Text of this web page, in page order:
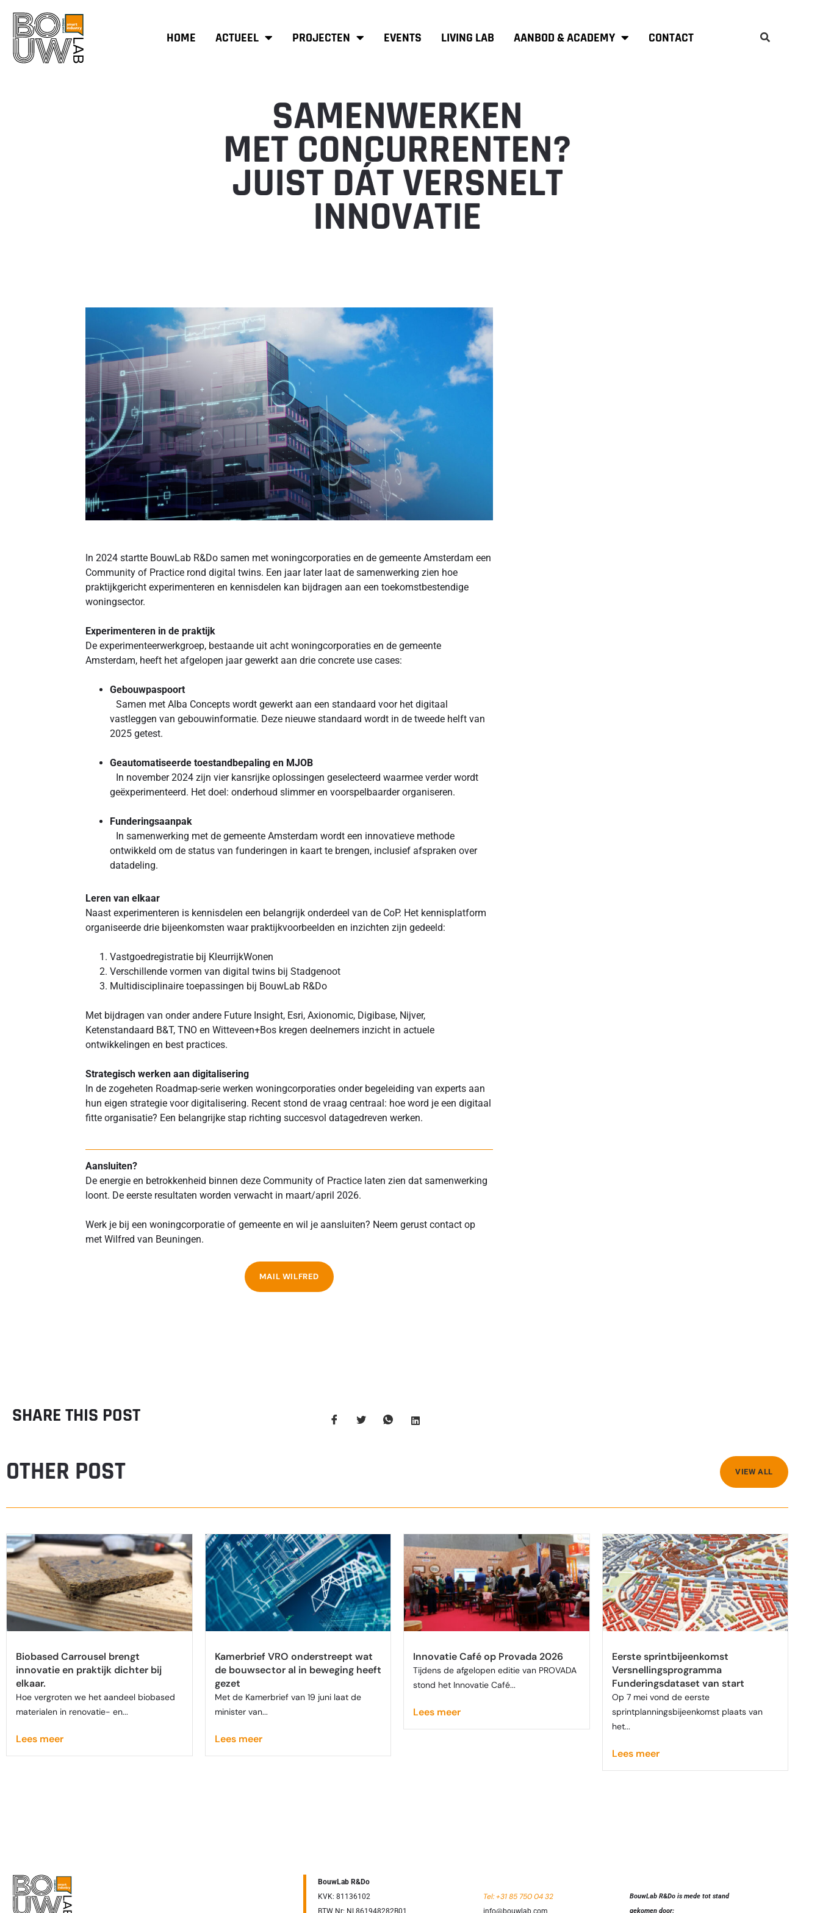
HOME ACTUEEL PROJECTEN EVENTS LIVING LAB AANBOD & ACADEMY CONTACT
SAMENWERKEN
MET CONCURRENTEN?
JUIST DÁT VERSNELT
INNOVATIE
In 2024 startte BouwLab R&Do samen met woningcorporaties en de gemeente Amsterdam een
Community of Practice rond digital twins. Een jaar later laat de samenwerking zien hoe
praktijkgericht experimenteren en kennisdelen kan bijdragen aan een toekomstbestendige
woningsector.
Experimenteren in de praktijk
De experimenteerwerkgroep, bestaande uit acht woningcorporaties en de gemeente
Amsterdam, heeft het afgelopen jaar gewerkt aan drie concrete use cases:
Gebouwpaspoort
Samen met Alba Concepts wordt gewerkt aan een standaard voor het digitaal
vastleggen van gebouwinformatie. Deze nieuwe standaard wordt in de tweede helft van
2025 getest.
Geautomatiseerde toestandbepaling en MJOB
In november 2024 zijn vier kansrijke oplossingen geselecteerd waarmee verder wordt
geëxperimenteerd. Het doel: onderhoud slimmer en voorspelbaarder organiseren.
Funderingsaanpak
In samenwerking met de gemeente Amsterdam wordt een innovatieve methode
ontwikkeld om de status van funderingen in kaart te brengen, inclusief afspraken over
datadeling.
Leren van elkaar
Naast experimenteren is kennisdelen een belangrijk onderdeel van de CoP. Het kennisplatform
organiseerde drie bijeenkomsten waar praktijkvoorbeelden en inzichten zijn gedeeld:
Vastgoedregistratie bij KleurrijkWonen
Verschillende vormen van digital twins bij Stadgenoot
Multidisciplinaire toepassingen bij BouwLab R&Do
Met bijdragen van onder andere Future Insight, Esri, Axionomic, Digibase, Nijver,
Ketenstandaard B&T, TNO en Witteveen+Bos kregen deelnemers inzicht in actuele
ontwikkelingen en best practices.
Strategisch werken aan digitalisering
In de zogeheten Roadmap-serie werken woningcorporaties onder begeleiding van experts aan
hun eigen strategie voor digitalisering. Recent stond de vraag centraal: hoe word je een digitaal
fitte organisatie? Een belangrijke stap richting succesvol datagedreven werken.
Aansluiten?
De energie en betrokkenheid binnen deze Community of Practice laten zien dat samenwerking
loont. De eerste resultaten worden verwacht in maart/april 2026.
Werk je bij een woningcorporatie of gemeente en wil je aansluiten? Neem gerust contact op
met Wilfred van Beuningen.
MAIL WILFRED
SHARE THIS POST
OTHER POST VIEW ALL
Biobased Carrousel brengt
innovatie en praktijk dichter bij
elkaar.
Hoe vergroten we het aandeel biobased
materialen in renovatie- en...
Lees meer
Kamerbrief VRO onderstreept wat
de bouwsector al in beweging heeft
gezet
Met de Kamerbrief van 19 juni laat de
minister van...
Lees meer
Innovatie Café op Provada 2026
Tijdens de afgelopen editie van PROVADA
stond het Innovatie Café...
Lees meer
Eerste sprintbijeenkomst
Versnellingsprogramma
Funderingsdataset van start
Op 7 mei vond de eerste
sprintplanningsbijeenkomst plaats van
het...
Lees meer
BouwLab R&Do
KVK: 81136102
BTW Nr: NL861948282B01
Tel: +31 85 750 04 32
info@bouwlab.com
BouwLab R&Do is mede tot stand
gekomen door: